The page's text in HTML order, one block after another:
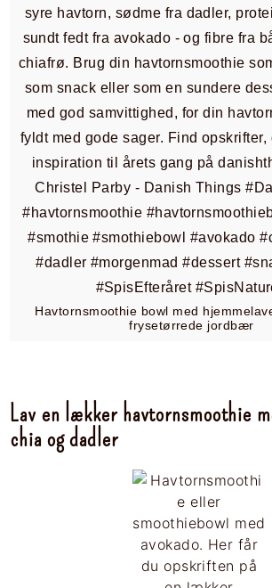
Havtornsmoothie bowl med
frysetørrede jordbær
Lav en lækker havtornsmoothie
chia og dadler